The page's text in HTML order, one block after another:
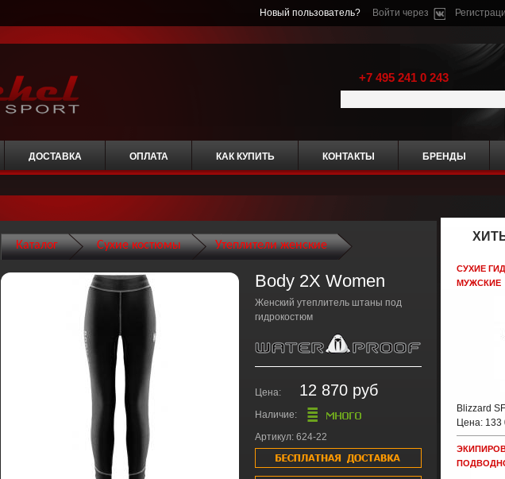
Новый пользователь? Войти через
+7 495 241 0 243
ДОСТАВКА ОПЛАТА КАК КУПИТЬ КОНТАКТЫ БРЕНДЫ
СУХИЕ
МУЖСКИЕ
Blizzard
Цена: 133
Каталог Сухие костюмы Утеплители женские
Body 2X Women
Женский утеплитель штаны под
гидрокостюм
Цена: 12 870 руб
Наличие:
Артикул: 624-22